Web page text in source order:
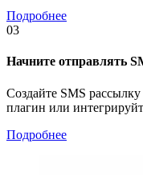
Подробнее
03
Начните отправлять
Создайте SMS
плагин или
Подробнее